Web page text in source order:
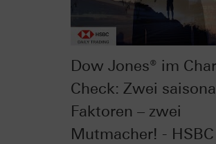
Dow Jones® im
Check: Zwei
Faktoren – zwei
Mutmacher! - HSBC